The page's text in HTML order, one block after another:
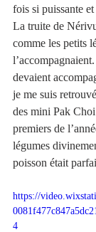
fois si puissante
La truite de
comme les petits
devaient
je me suis
des mini Pak
premiers de
légumes
poisson était
https://
4